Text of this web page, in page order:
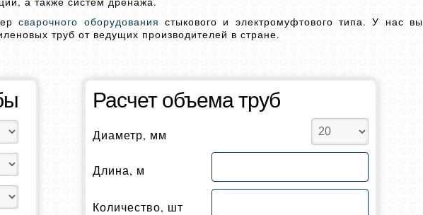
сварочного оборудования стыкового и электромуфтового типа. У нас вы
труб от ведущих производителей в стране.
Расчет объема труб
Диаметр, мм
Длина, м
Количество, шт